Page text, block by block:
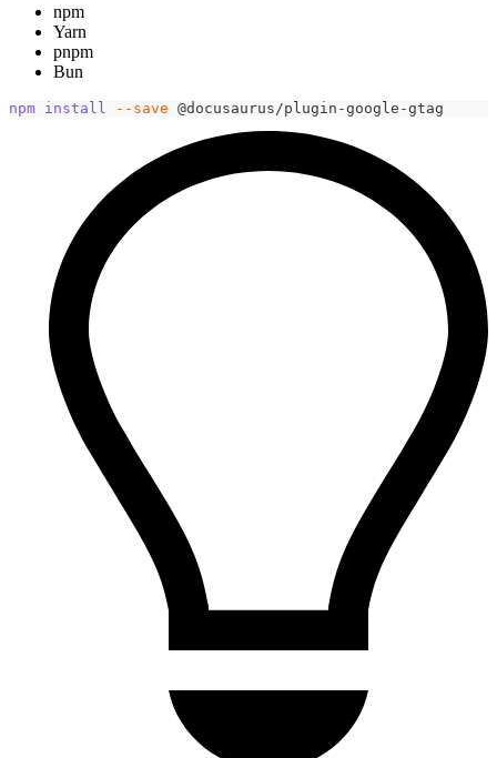
npm
Yarn
pnpm
Bun
npm install --save @docusaurus/plugin-google-gtag